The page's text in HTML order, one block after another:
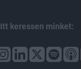
Itt keressen minket: